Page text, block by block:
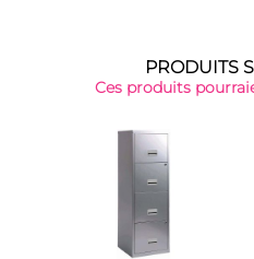
PRODUITS
Ces produits